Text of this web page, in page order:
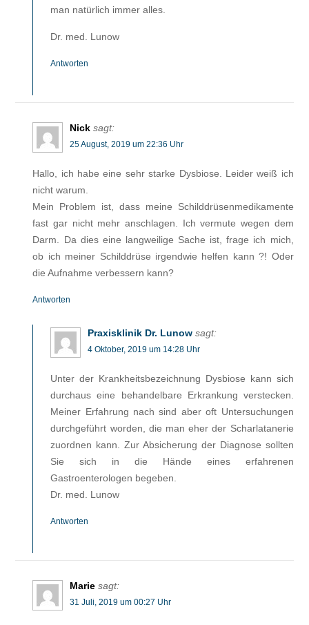
man natürlich immer alles.
Dr. med. Lunow
Antworten
Nick sagt:
25 August, 2019 um 22:36 Uhr
Hallo, ich habe eine sehr starke Dysbiose. Leider weiß ich
nicht warum.
Mein Problem ist, dass meine Schilddrüsenmedikamente
fast gar nicht mehr anschlagen. Ich vermute wegen dem
Darm. Da dies eine langweilige Sache ist, frage ich mich,
ob ich meiner Schilddrüse irgendwie helfen kann ?! Oder
die Aufnahme verbessern kann?
Antworten
Praxisklinik Dr. Lunow sagt:
4 Oktober, 2019 um 14:28 Uhr
Unter der Krankheitsbezeichnung Dysbiose kann sich
durchaus eine behandelbare Erkrankung verstecken.
Meiner Erfahrung nach sind aber oft Untersuchungen
durchgeführt worden, die man eher der Scharlatanerie
zuordnen kann. Zur Absicherung der Diagnose sollten
Sie sich in die Hände eines erfahrenen
Gastroenterologen begeben.
Dr. med. Lunow
Antworten
Marie sagt:
31 Juli, 2019 um 00:27 Uhr